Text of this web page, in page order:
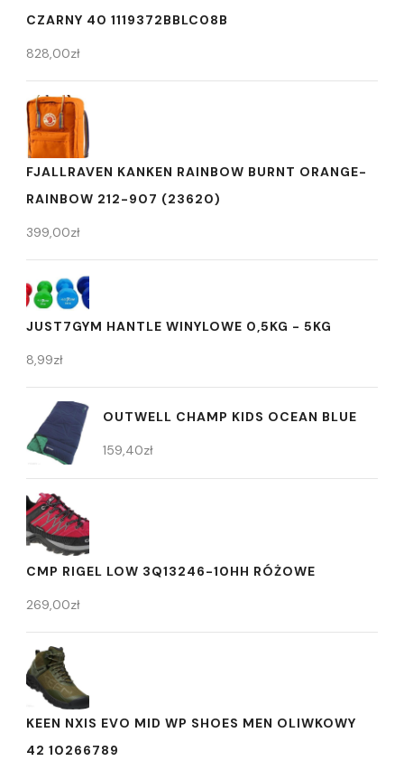
CZARNY 40 1119372BBLC08B
828,00zł
FJALLRAVEN KANKEN RAINBOW BURNT ORANGE-
RAINBOW 212-907 (23620)
399,00zł
JUST7GYM HANTLE WINYLOWE 0,5KG - 5KG
8,99zł
OUTWELL CHAMP KIDS OCEAN BLUE
159,40zł
CMP RIGEL LOW 3Q13246-10HH RÓŻOWE
269,00zł
KEEN NXIS EVO MID WP SHOES MEN OLIWKOWY
42 10266789